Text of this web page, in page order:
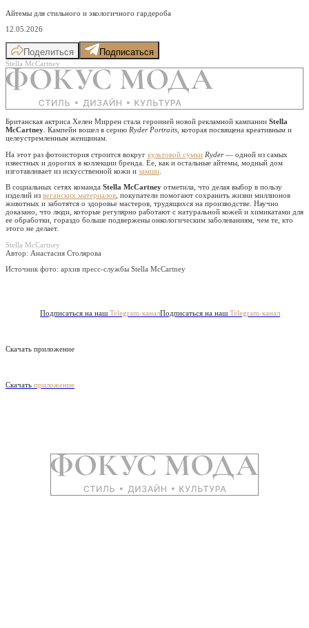
Айтемы для стильного и экологичного гардероба
12.05.2026
Поделиться Подписаться
Stella McCartney
Британская актриса Хелен Миррен стала героиней новой рекламной кампании Stella
McCartney . Кампейн вошел в серию Ryder Portraits , которая посвящена креативным и
целеустремленным женщинам.
На этот раз фотоистория строится вокруг культовой сумки Ryder— одной из самых
известных и дорогих в коллекции бренда. Ее, как и остальные айтемы, модный дом
изготавливает из искусственной кожи и замши
В социальных сетях команда Stella McCartney отметила, что делая выбор в пользу
изделий из веганских материалов , покупатели помогают сохранить жизни миллионов
животных и заботятся о здоровье мастеров, трудящихся на производстве. Научно
доказано, что люди, которые регулярно работают с натуральной кожей и химикатами для
ее обработки, гораздо больше подвержены онкологическим заболеваниям, чем те, кто
этого не делает.
Stella McCartney
Автор: Анастасия Столярова
Источник фото: архив пресс-службы Stella McCartney
Подписаться на наш Telegram-каналПодписаться на наш Telegram-канал
Скачать приложение
Скачать приложение